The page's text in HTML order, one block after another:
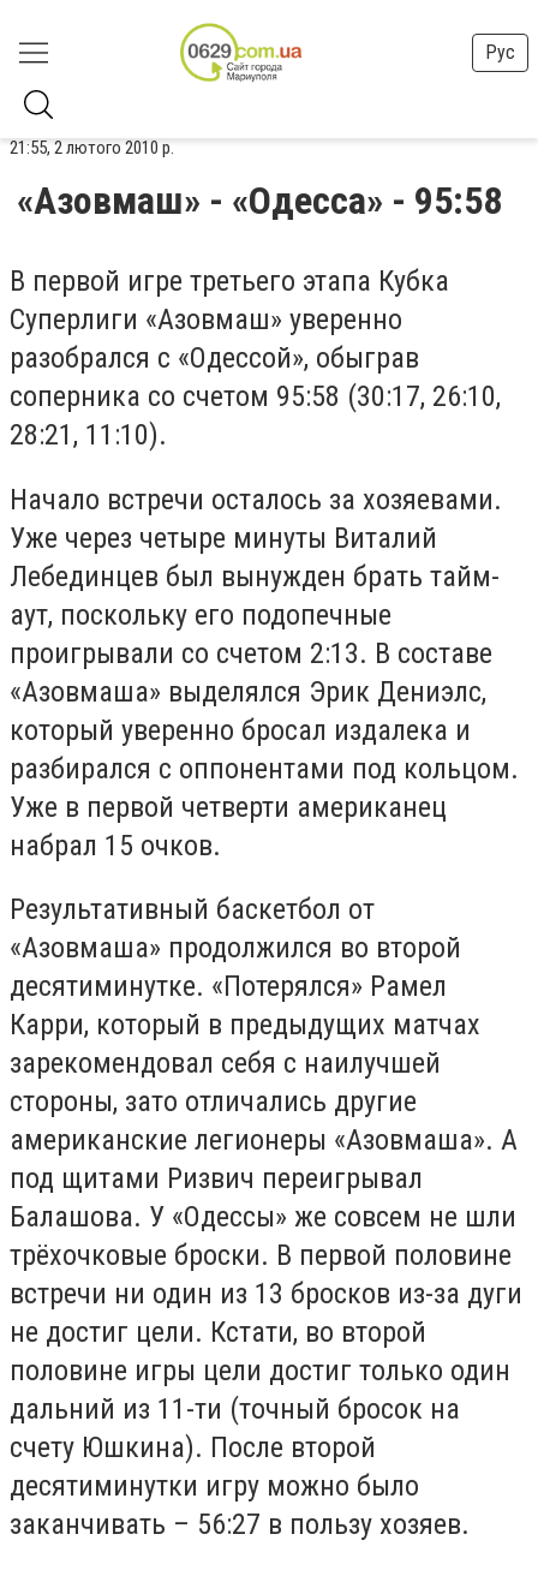
Рус
21:55, 2 лютого 2010 р.
«Азовмаш» - «Одесса» - 95:58
В первой игре третьего этапа Кубка
Суперлиги «Азовмаш» уверенно
разобрался с «Одессой», обыграв
соперника со счетом 95:58 (30:17, 26:10,
28:21, 11:10).
Начало встречи осталось за хозяевами.
Уже через четыре минуты Виталий
Лебединцев был вынужден брать тайм-
аут, поскольку его подопечные
проигрывали со счетом 2:13. В составе
«Азовмаша» выделялся Эрик Дениэлс,
который уверенно бросал издалека и
разбирался с оппонентами под кольцом.
Уже в первой четверти американец
набрал 15 очков.
Результативный баскетбол от
«Азовмаша» продолжился во второй
десятиминутке. «Потерялся» Рамел
Карри, который в предыдущих матчах
зарекомендовал себя с наилучшей
стороны, зато отличались другие
американские легионеры «Азовмаша». А
под щитами Ризвич переигрывал
Балашова. У «Одессы» же совсем не шли
трёхочковые броски. В первой половине
встречи ни один из 13 бросков из-за дуги
не достиг цели. Кстати, во второй
половине игры цели достиг только один
дальний из 11-ти (точный бросок на
счету Юшкина). После второй
десятиминутки игру можно было
заканчивать – 56:27 в пользу хозяев.